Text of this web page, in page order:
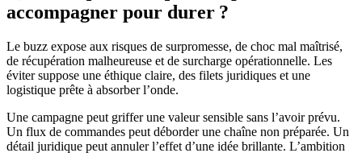
accompagner pour durer ?
Le buzz expose aux risques de surpromesse, de choc mal maîtrisé,
de récupération malheureuse et de surcharge opérationnelle. Les
éviter suppose une éthique claire, des filets juridiques et une
logistique prête à absorber l’onde.
Une campagne peut griffer une valeur sensible sans l’avoir prévu.
Un flux de commandes peut déborder une chaîne non préparée. Un
détail juridique peut annuler l’effet d’une idée brillante. L’ambition